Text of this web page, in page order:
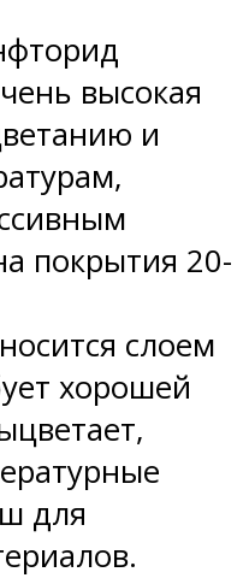
высокая
и
покрытия 20-
слоем
хорошей
для